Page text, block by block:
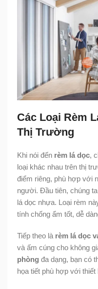
Các Loại Rèm
Thị Trường
Khi nói đến rèm lá dọc,
loại khác nhau trên thị
điểm riêng, phù hợp với
người. Đầu tiên, chúng
lá dọc nhựa. Loại rèm
tính chống ẩm tốt, dễ
Tiếp theo là rèm lá dọc
và ấm cúng cho không
phòng đa dạng, bạn có
họa tiết phù hợp với